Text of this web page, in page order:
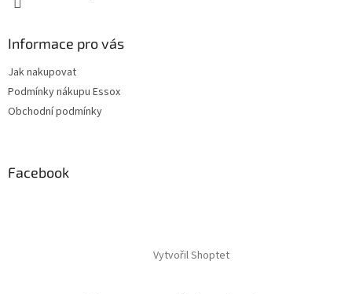
Informace pro vás
Jak nakupovat
Podmínky nákupu Essox
Obchodní podmínky
Facebook
Vytvořil Shoptet